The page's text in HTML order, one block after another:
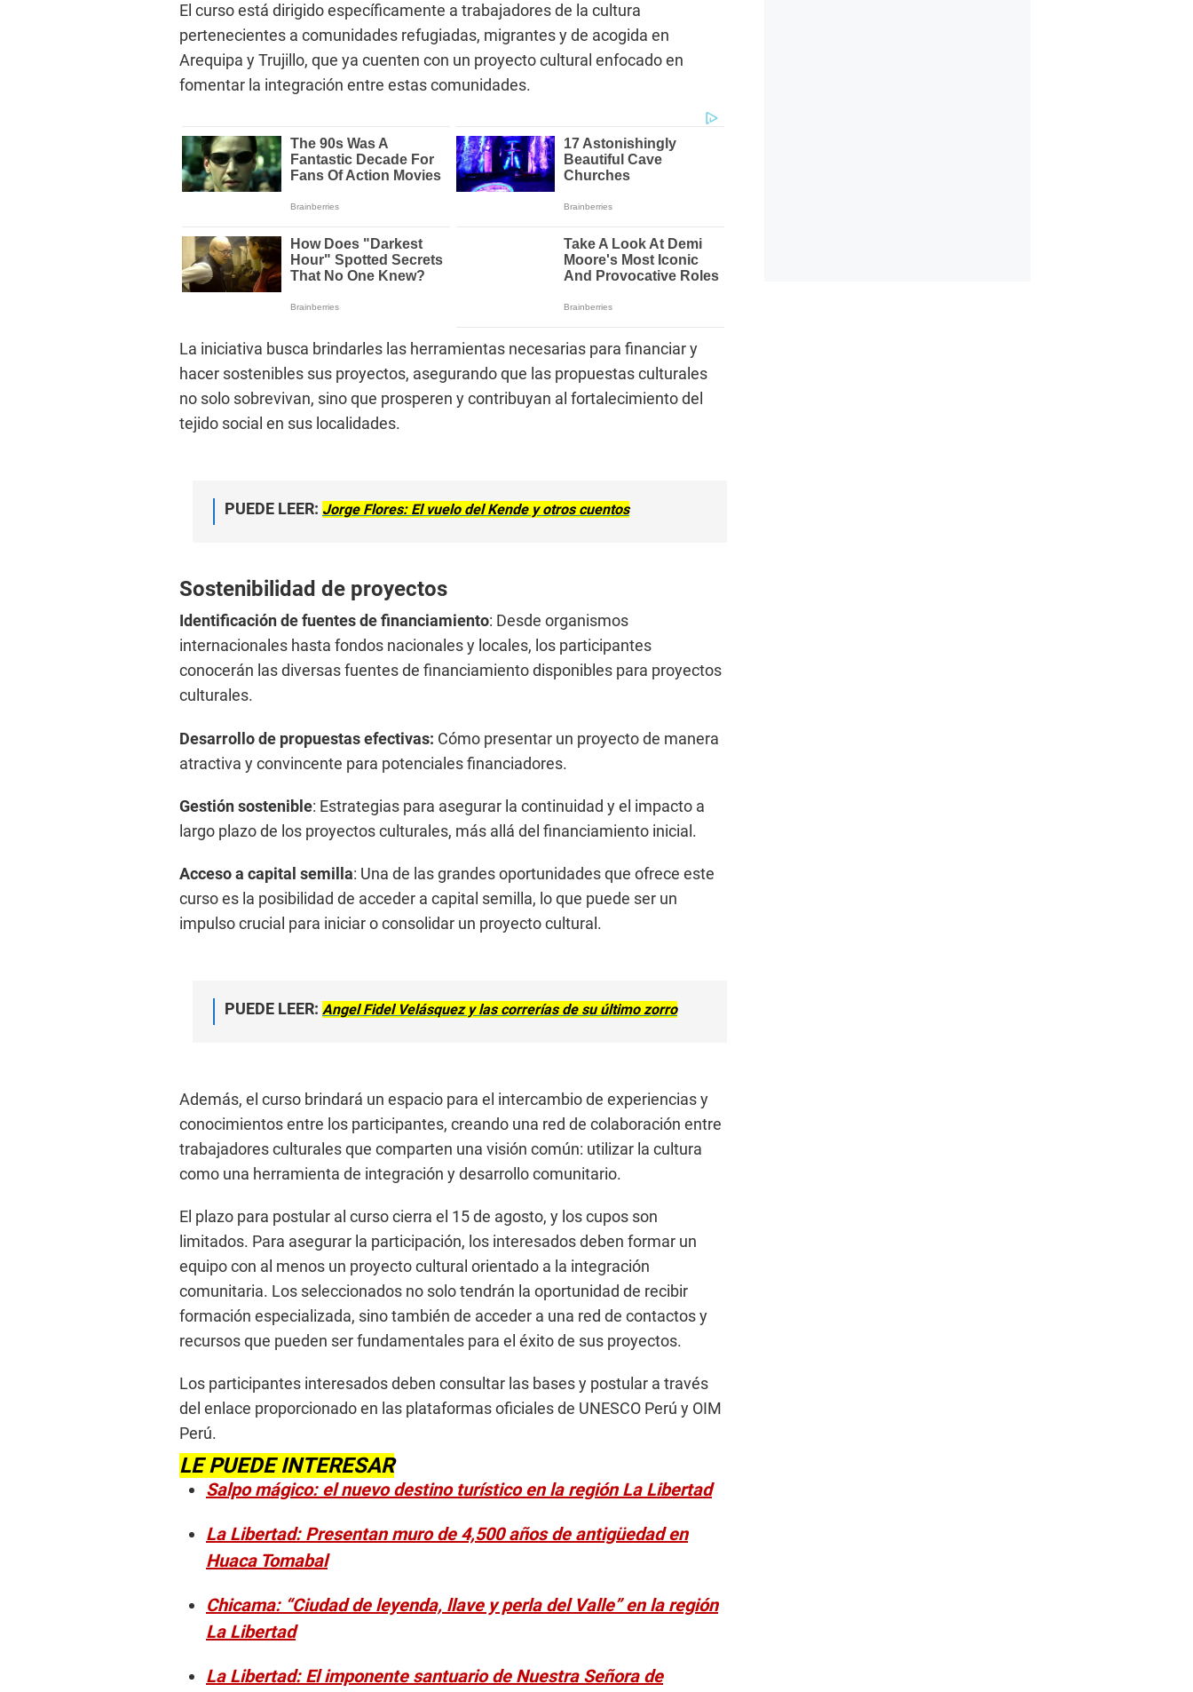
El curso está dirigido específicamente a trabajadores de la cultura
pertenecientes a comunidades refugiadas, migrantes y de acogida en
Arequipa y Trujillo, que ya cuenten con un proyecto cultural enfocado en
fomentar la integración entre estas comunidades.
La iniciativa busca brindarles las herramientas necesarias para financiar y
hacer sostenibles sus proyectos, asegurando que las propuestas culturales
no solo sobrevivan, sino que prosperen y contribuyan al fortalecimiento del
tejido social en sus localidades.
PUEDE LEER: Jorge Flores: El vuelo del Kende y otros cuentos
Sostenibilidad de proyectos
Identificación de fuentes de financiamiento: Desde organismos
internacionales hasta fondos nacionales y locales, los participantes
conocerán las diversas fuentes de financiamiento disponibles para proyectos
culturales.
Desarrollo de propuestas efectivas: Cómo presentar un proyecto de manera
atractiva y convincente para potenciales financiadores.
Gestión sostenible: Estrategias para asegurar la continuidad y el impacto a
largo plazo de los proyectos culturales, más allá del financiamiento inicial.
Acceso a capital semilla: Una de las grandes oportunidades que ofrece este
curso es la posibilidad de acceder a capital semilla, lo que puede ser un
impulso crucial para iniciar o consolidar un proyecto cultural.
PUEDE LEER: Angel Fidel Velásquez y las correrías de su último zorro
Además, el curso brindará un espacio para el intercambio de experiencias y
conocimientos entre los participantes, creando una red de colaboración entre
trabajadores culturales que comparten una visión común: utilizar la cultura
como una herramienta de integración y desarrollo comunitario.
El plazo para postular al curso cierra el 15 de agosto, y los cupos son
limitados. Para asegurar la participación, los interesados deben formar un
equipo con al menos un proyecto cultural orientado a la integración
comunitaria. Los seleccionados no solo tendrán la oportunidad de recibir
formación especializada, sino también de acceder a una red de contactos y
recursos que pueden ser fundamentales para el éxito de sus proyectos.
Los participantes interesados deben consultar las bases y postular a través
del enlace proporcionado en las plataformas oficiales de UNESCO Perú y OIM
Perú.
LE PUEDE INTERESAR
Salpo mágico: el nuevo destino turístico en la región La Libertad
La Libertad: Presentan muro de 4,500 años de antigüedad en
Huaca Tomabal
Chicama: “Ciudad de leyenda, llave y perla del Valle” en la región
La Libertad
La Libertad: El imponente santuario de Nuestra Señora de